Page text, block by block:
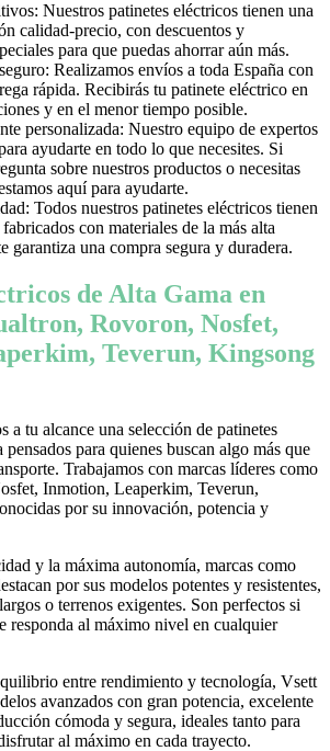
Nuestros patinetes eléctricos tienen una
calidad-precio, con descuentos y
para que puedas ahorrar aún más.
Realizamos envíos a toda España con
rápida. Recibirás tu patinete eléctrico en
y en el menor tiempo posible.
personalizada: Nuestro equipo de expertos
ayudarte en todo lo que necesites. Si
sobre nuestros productos o necesitas
aquí para ayudarte.
Todos nuestros patinetes eléctricos tienen
con materiales de la más alta
garantiza una compra segura y duradera.
de Alta Gama en
Rovoron, Nosfet,
Teverun, Kingsong
a tu alcance una selección de patinetes
para quienes buscan algo más que
Trabajamos con marcas líderes como
Inmotion, Leaperkim, Teverun,
por su innovación, potencia y
y la máxima autonomía, marcas como
por sus modelos potentes y resistentes,
o terrenos exigentes. Son perfectos si
responda al máximo nivel en cualquier
entre rendimiento y tecnología, Vsett
avanzados con gran potencia, excelente
cómoda y segura, ideales tanto para
al máximo en cada trayecto.